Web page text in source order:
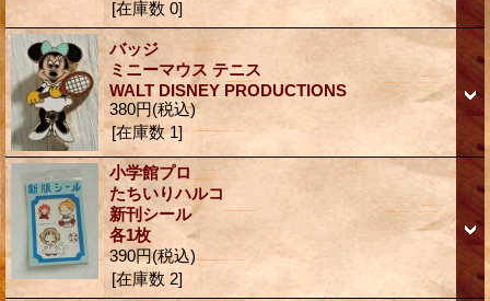
[在庫数 0]
バッジ
ミニーマウス テニス
WALT DISNEY PRODUCTIONS
380円(税込)
[在庫数 1]
小学館プロ
たちいりハルコ
新刊シール
各1枚
390円(税込)
[在庫数 2]